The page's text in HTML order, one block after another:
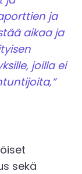
ja
aikaa ja
joilla ei
sekä